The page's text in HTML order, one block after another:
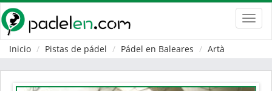
Inicio
Pistas de pádel Pádel en Baleares Artà